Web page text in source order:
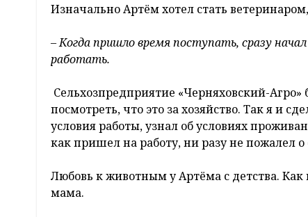
Изначально Артём хотел стать
– Когда пришло время поступать, сразу
работать.
Сельхозпредприятие «Черняховский-
посмотреть, что это за хозяйство. Так я и
условия работы, узнал об условиях
как пришел на работу, ни разу не пожалел
Любовь к животным у Артёма с детства.
мама.